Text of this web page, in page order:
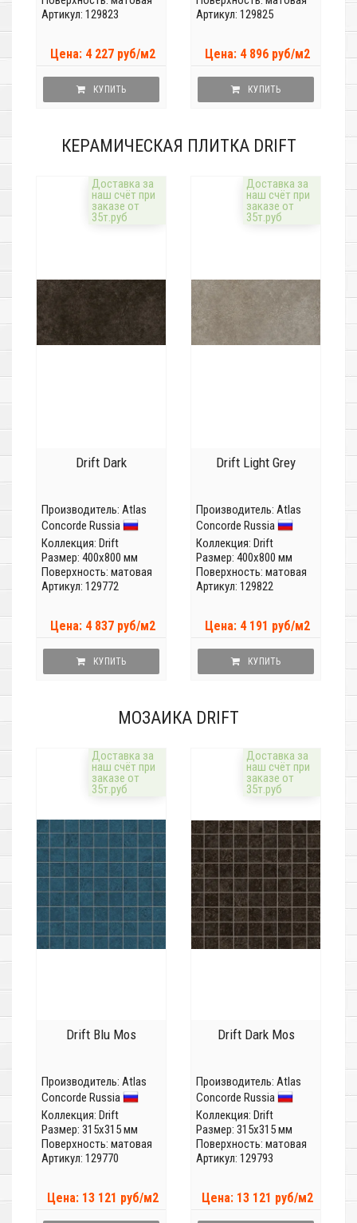
Артикул: 129823
Цена: 4 227 руб/м2
КУПИТЬ
Артикул: 129825
Цена: 4 896 руб/м2
КУПИТЬ
КЕРАМИЧЕСКАЯ ПЛИТКА DRIFT
Доставка за
наш счёт при
заказе от
35т.руб
Drift Dark
Производитель: Atlas
Concorde Russia
Коллекция: Drift
Размер: 400x800 мм
Поверхность: матовая
Артикул: 129772
Цена: 4 837 руб/м2
КУПИТЬ
Доставка за
наш счёт при
заказе от
35т.руб
Drift Light Grey
Производитель: Atlas
Concorde Russia
Коллекция: Drift
Размер: 400x800 мм
Поверхность: матовая
Артикул: 129822
Цена: 4 191 руб/м2
КУПИТЬ
МОЗАИКА DRIFT
Доставка за
наш счёт при
заказе от
35т.руб
Drift Blu Mos
Производитель: Atlas
Concorde Russia
Коллекция: Drift
Размер: 315x315 мм
Поверхность: матовая
Артикул: 129770
Цена: 13 121 руб/м2
Доставка за
наш счёт при
заказе от
35т.руб
Drift Dark Mos
Производитель: Atlas
Concorde Russia
Коллекция: Drift
Размер: 315x315 мм
Поверхность: матовая
Артикул: 129793
Цена: 13 121 руб/м2